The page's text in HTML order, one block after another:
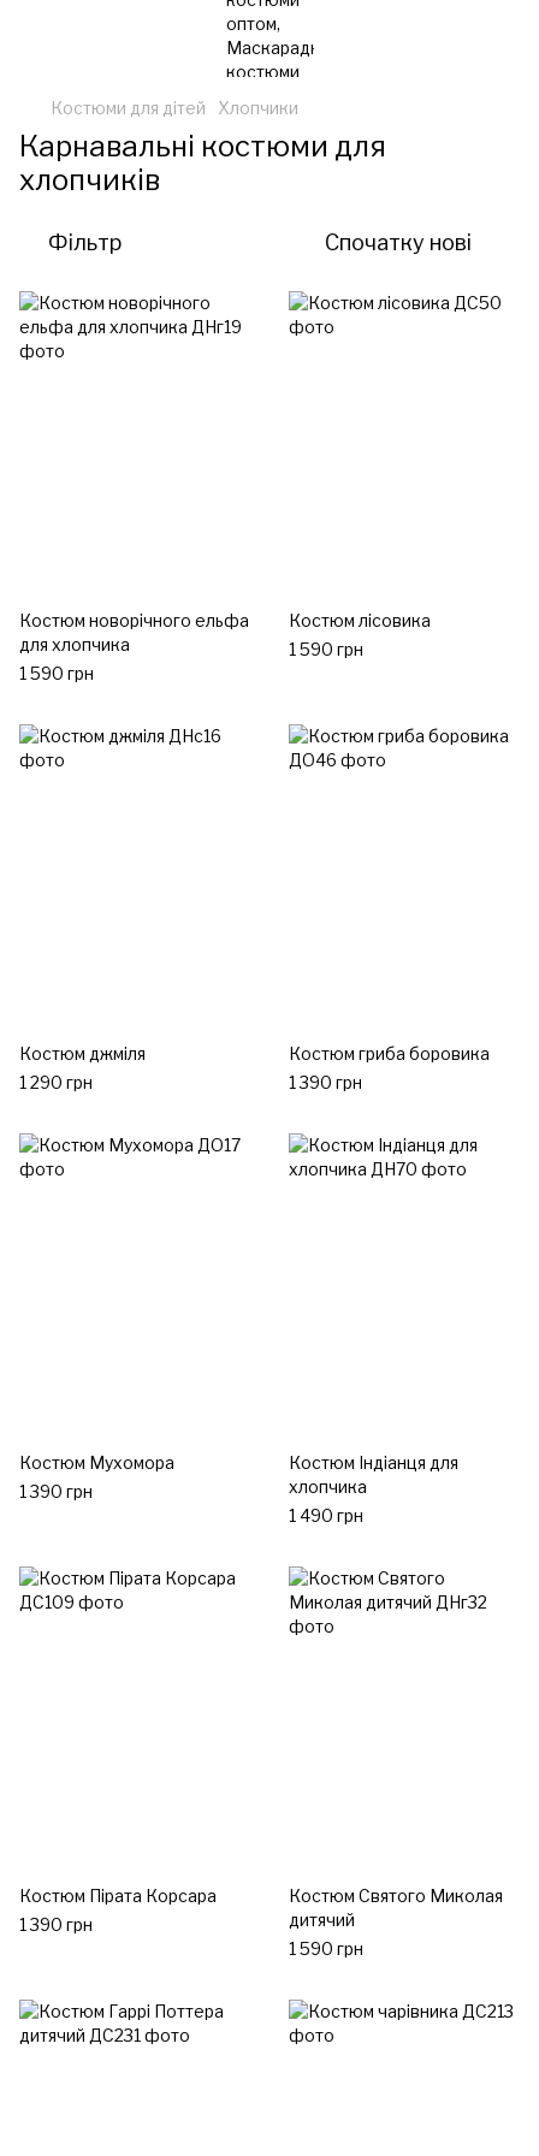
Костюми для дітей Хлопчики
Карнавальні костюми для
хлопчиків
Фільтр Спочатку нові
Костюм новорічного ельфа
для хлопчика
1 590 грн
Костюм лісовика
1 590 грн
Костюм джміля
1 290 грн
Костюм гриба боровика
1 390 грн
Костюм Мухомора
1 390 грн
Костюм Індіанця для
хлопчика
1 490 грн
Костюм Пірата Корсара
1 390 грн
Костюм Святого Миколая
дитячий
1 590 грн